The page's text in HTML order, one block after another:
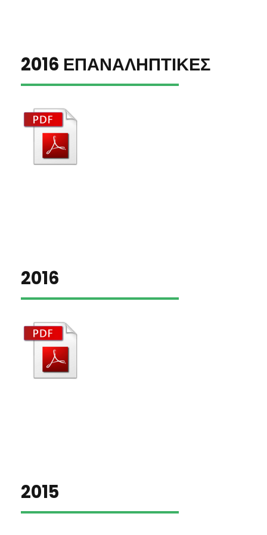
2016 ΕΠΑΝΑΛΗΠΤΙΚΕΣ
2016
2015